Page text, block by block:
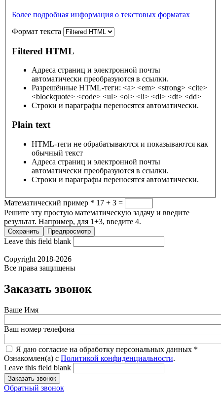
Более подробная информация о текстовых форматах
Формат текста
Filtered HTML
Адреса страниц и электронной почты
автоматически преобразуются в ссылки.
Разрешённые HTML-теги: <a> <em> <strong> <cite>
<blockquote> <code> <ul> <ol> <li> <dl> <dt> <dd>
Строки и параграфы переносятся автоматически.
Plain text
HTML-теги не обрабатываются и показываются как
обычный текст
Адреса страниц и электронной почты
автоматически преобразуются в ссылки.
Строки и параграфы переносятся автоматически.
Математический пример * 17 + 3 =
Решите эту простую математическую задачу и введите
результат. Например, для 1+3, введите 4.
Leave this field blank
Copyright 2018-2026
Все права защищены
Заказать звонок
Ваше Имя
Ваш номер телефона
Я даю согласие на обработку персональных данных *
Ознакомлен(а) с Политикой конфиденциальности.
Leave this field blank
Обратный звонок